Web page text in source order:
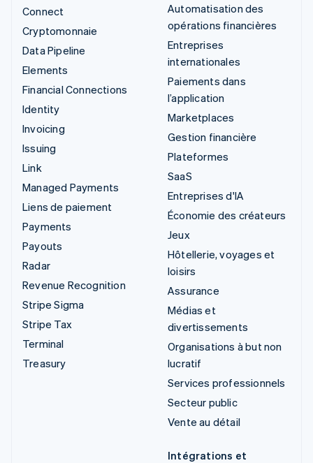
Connect
Cryptomonnaie
Data Pipeline
Elements
Financial Connections
Identity
Invoicing
Issuing
Link
Managed Payments
Liens de paiement
Payments
Payouts
Radar
Revenue Recognition
Stripe Sigma
Stripe Tax
Terminal
Treasury
Automatisation des
opérations financières
Entreprises
internationales
Paiements dans
l’application
Marketplaces
Gestion financière
Plateformes
SaaS
Entreprises d'IA
Économie des créateurs
Jeux
Hôtellerie, voyages et
loisirs
Assurance
Médias et
divertissements
Organisations à but non
lucratif
Services professionnels
Secteur public
Vente au détail
Intégrations et